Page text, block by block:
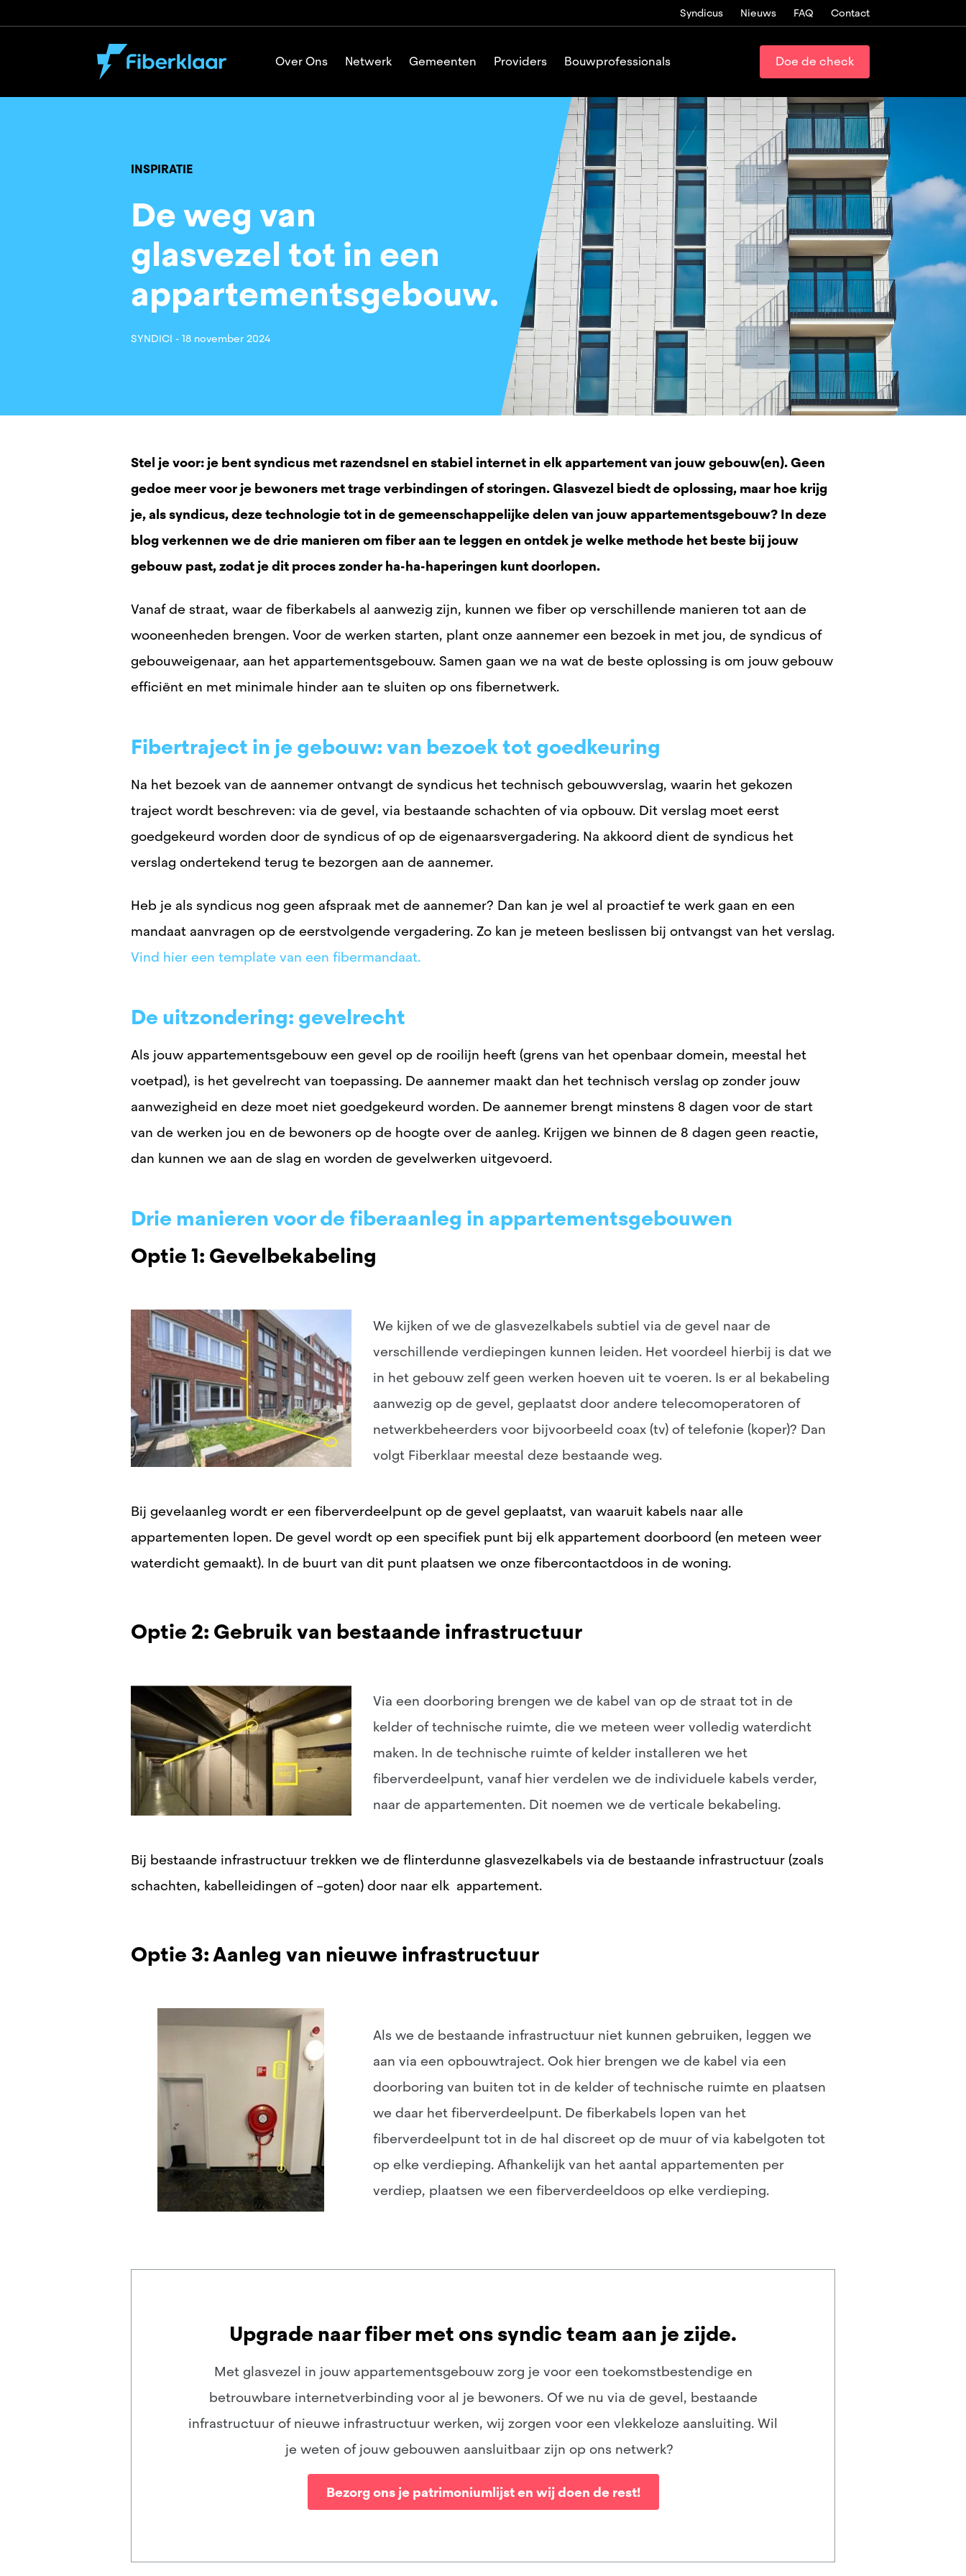
Syndicus Nieuws FAQ Contact
Over Ons Netwerk Gemeenten Providers Bouwprofessionals Doe de check
INSPIRATIE
De weg van
glasvezel tot in een
appartementsgebouw.
SYNDICI - 18 november 2024
Stel je voor: je bent syndicus met razendsnel en stabiel internet in elk appartement van jouw gebouw(en). Geen
gedoe meer voor je bewoners met trage verbindingen of storingen. Glasvezel biedt de oplossing, maar hoe krijg
je, als syndicus, deze technologie tot in de gemeenschappelijke delen van jouw appartementsgebouw? In deze
blog verkennen we de drie manieren om fiber aan te leggen en ontdek je welke methode het beste bij jouw
gebouw past, zodat je dit proces zonder ha-ha-haperingen kunt doorlopen.
Vanaf de straat, waar de fiberkabels al aanwezig zijn, kunnen we fiber op verschillende manieren tot aan de
wooneenheden brengen. Voor de werken starten, plant onze aannemer een bezoek in met jou, de syndicus of
gebouweigenaar, aan het appartementsgebouw. Samen gaan we na wat de beste oplossing is om jouw gebouw
efficiënt en met minimale hinder aan te sluiten op ons fibernetwerk.
Fibertraject in je gebouw: van bezoek tot goedkeuring
Na het bezoek van de aannemer ontvangt de syndicus het technisch gebouwverslag, waarin het gekozen
traject wordt beschreven: via de gevel, via bestaande schachten of via opbouw. Dit verslag moet eerst
goedgekeurd worden door de syndicus ofop de eigenaarsvergadering. Na akkoord dient de syndicus het
verslag ondertekend terug te bezorgen aan de aannemer.
Heb je als syndicus nog geen afspraak met de aannemer? Dan kan je wel al proactief te werk gaan en een
mandaat aanvragen op de eerstvolgende vergadering. Zo kan je meteen beslissen bij ontvangst van het verslag.
Vind hier een template van een fibermandaat.
De uitzondering: gevelrecht
Als jouw appartementsgebouw een gevel op de rooilijn heeft (grens van het openbaar domein, meestal het
voetpad), is het gevelrecht van toepassing. De aannemer maakt dan het technisch verslag op zonder jouw
aanwezigheid en deze moet niet goedgekeurd worden. De aannemer brengt minstens 8 dagen voor de start
van de werken jou en de bewoners op de hoogte over de aanleg. Krijgen we binnen de 8 dagen geen reactie,
dan kunnen we aan de slag en worden de gevelwerken uitgevoerd.
Drie manieren voor de fiberaanleg in appartementsgebouwen
Optie 1: Gevelbekabeling
We kijken of we de glasvezelkabels subtiel via de gevel naar de
verschillende verdiepingen kunnen leiden. Het voordeel hierbij is dat we
in het gebouw zelf geen werken hoeven uit te voeren. Is er al bekabeling
aanwezig op de gevel, geplaatst door andere telecomoperatoren of
netwerkbeheerders voor bijvoorbeeld coax (tv) of telefonie (koper)? Dan
volgt Fiberklaar meestal deze bestaande weg.
Bij gevelaanleg wordt er een fiberverdeelpunt op de gevel geplaatst, van waaruit kabels naar alle
appartementen lopen. De gevel wordt op een specifiek punt bij elk appartement doorboord (en meteen weer
waterdicht gemaakt). In de buurt van dit punt plaatsen we onze fibercontactdoos in de woning.
Optie 2: Gebruik van bestaande infrastructuur
Via een doorboring brengen we de kabel van op de straat tot in de
kelder of technische ruimte, die we meteen weer volledig waterdicht
maken. In de technische ruimte of kelder installeren we het
fiberverdeelpunt, vanaf hier verdelen we de individuele kabels verder,
naar de appartementen. Dit noemen we de verticale bekabeling.
Bij bestaande infrastructuur trekken we de flinterdunne glasvezelkabels via de bestaande infrastructuur (zoals
schachten, kabelleidingen of –goten) door naar elk appartement.
Optie 3: Aanleg van nieuwe infrastructuur
Als we de bestaande infrastructuur niet kunnen gebruiken, leggen we
aan via een opbouwtraject. Ook hier brengen we de kabel via een
doorboring van buiten tot in de kelder of technische ruimte en plaatsen
we daar het fiberverdeelpunt. De fiberkabels lopen van het
fiberverdeelpunt tot in de hal discreet op de muur of via kabelgoten tot
op elke verdieping. Afhankelijk van het aantal appartementen per
verdiep, plaatsen we een fiberverdeeldoos op elke verdieping.
Upgrade naar fiber met ons syndic team aan je zijde.
Met glasvezel in jouw appartementsgebouw zorg je voor een toekomstbestendige en
betrouwbare internetverbinding voor al je bewoners. Of we nu via de gevel, bestaande
infrastructuur of nieuwe infrastructuur werken, wij zorgen voor een vlekkeloze aansluiting. Wil
je weten of jouw gebouwen aansluitbaar zijn op ons netwerk?
Bezorg ons je patrimoniumlijst en wij doen de rest!